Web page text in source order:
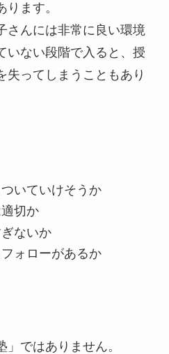
ます。
さんには非常に良い環境
いない段階で入ると、授
失ってしまうこともあり
いていけそうか
切か
ないか
ォローがあるか
」ではありません。